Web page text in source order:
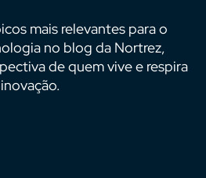
mais relevantes para o
no blog da Nortrez,
de quem vive e respira
inovação.